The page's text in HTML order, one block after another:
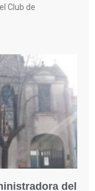
Club de
del